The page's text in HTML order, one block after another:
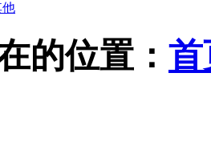
他
的位置： 首